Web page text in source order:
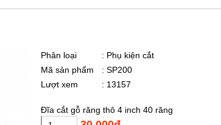
Phân loại
: Phụ kiện cắt
Mã sản phẩm
: SP200
Lượt xem
: 13157
Đĩa cắt gỗ răng thô 4 inch 40 răng